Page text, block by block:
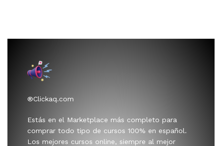
®Clickaq.com
Estás en el Marketplace más completo para
comprar todo tipo de cursos 100% en español.
Los mejores cursos online, siempre al mejor